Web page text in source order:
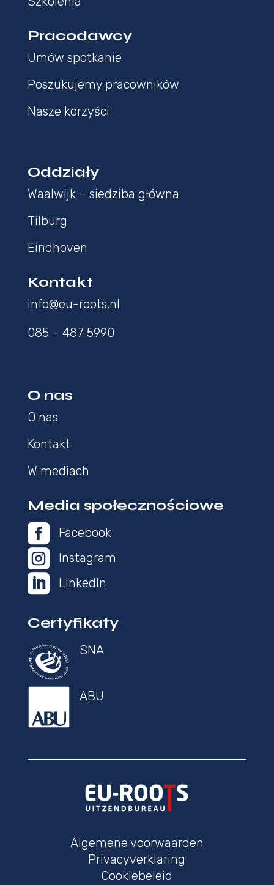
Pracodawcy
Umów spotkanie
Poszukujemy pracowników
Nasze korzyści
Oddziały
Waalwijk – siedziba główna
Tilburg
Eindhoven
Kontakt
info@eu-roots.nl
085 – 487 5990
O nas
O nas
Kontakt
W mediach
Media społecznościowe
 Facebook
 Instagram
 LinkedIn
Certyfikaty
SNA
ABU
Algemene voorwaarden
Privacyverklaring
Cookiebeleid